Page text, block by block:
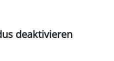
deaktivieren